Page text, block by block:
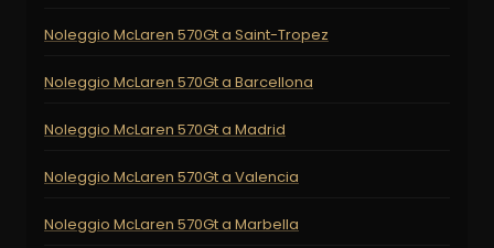
Noleggio McLaren 570Gt a Saint-Tropez
Noleggio McLaren 570Gt a Barcellona
Noleggio McLaren 570Gt a Madrid
Noleggio McLaren 570Gt a Valencia
Noleggio McLaren 570Gt a Marbella